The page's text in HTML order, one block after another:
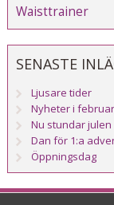
Waisttrainer
SENASTE
Ljusare tider
Nyheter i
Nu stundar julen
Dan för 1:a
Öppningsdag